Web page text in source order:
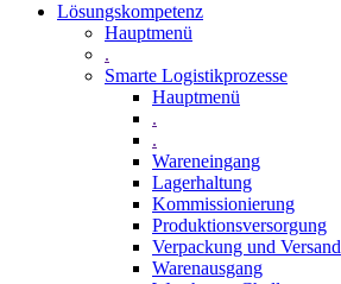
Lösungskompetenz
Hauptmenü
.
Smarte Logistikprozesse
Hauptmenü
.
.
Wareneingang
Lagerhaltung
Kommissionierung
Produktionsversorgung
Verpackung und Versand
Warenausgang